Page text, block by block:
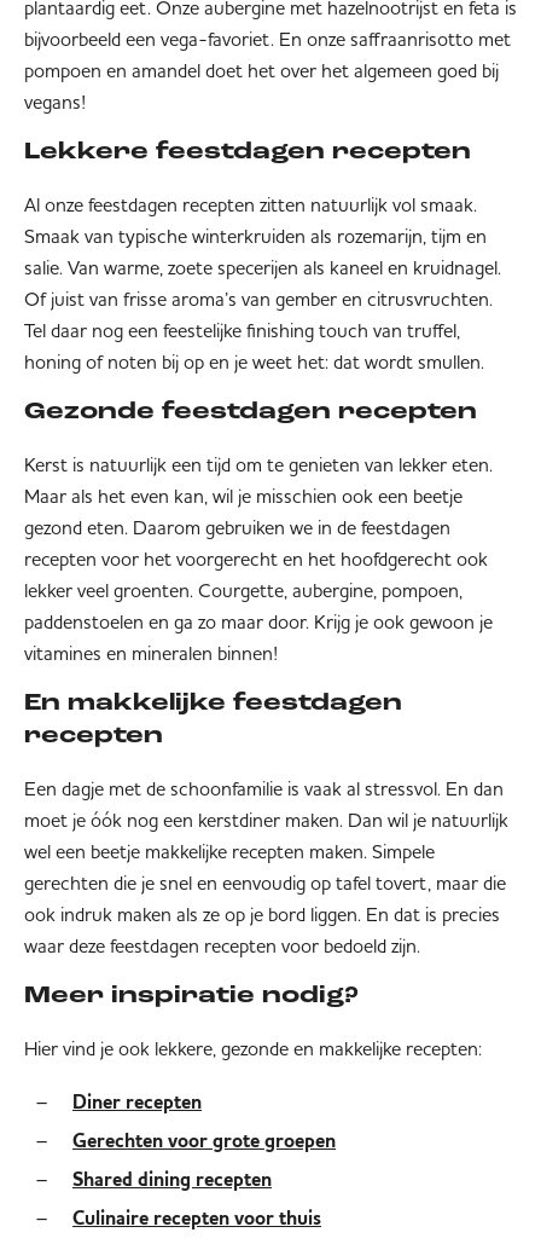
plantaardig eet. Onze aubergine met hazelnootrijst en feta is
bijvoorbeeld een vega-favoriet. En onze saffraanrisotto met
pompoen en amandel doet het over het algemeen goed bij
vegans!
Lekkere feestdagen recepten
Al onze feestdagen recepten zitten natuurlijk vol smaak.
Smaak van typische winterkruiden als rozemarijn, tijm en
salie. Van warme, zoete specerijen als kaneel en kruidnagel.
Of juist van frisse aroma’s van gember en citrusvruchten.
Tel daar nog een feestelijke finishing touch van truffel,
honing of noten bij op en je weet het: dat wordt smullen.
Gezonde feestdagen recepten
Kerst is natuurlijk een tijd om te genieten van lekker eten.
Maar als het even kan, wil je misschien ook een beetje
gezond eten. Daarom gebruiken we in de feestdagen
recepten voor het voorgerecht en het hoofdgerecht ook
lekker veel groenten. Courgette, aubergine, pompoen,
paddenstoelen en ga zo maar door. Krijg je ook gewoon je
vitamines en mineralen binnen!
En makkelijke feestdagen
recepten
Een dagje met de schoonfamilie is vaak al stressvol. En dan
moet je óók nog een kerstdiner maken. Dan wil je natuurlijk
wel een beetje makkelijke recepten maken. Simpele
gerechten die je snel en eenvoudig op tafel tovert, maar die
ook indruk maken als ze op je bord liggen. En dat is precies
waar deze feestdagen recepten voor bedoeld zijn.
Meer inspiratie nodig?
Hier vind je ook lekkere, gezonde en makkelijke recepten:
Diner recepten
Gerechten voor grote groepen
Shared dining recepten
Culinaire recepten voor thuis